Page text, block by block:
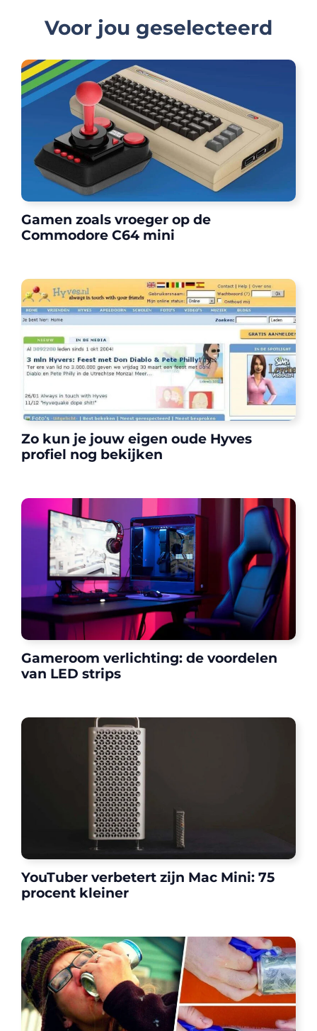
Voor jou geselecteerd
Gamen zoals vroeger op de
Commodore C64 mini
Zo kun je jouw eigen oude Hyves
profiel nog bekijken
Gameroom verlichting: de voordelen
van LED strips
YouTuber verbetert zijn Mac Mini: 75
procent kleiner